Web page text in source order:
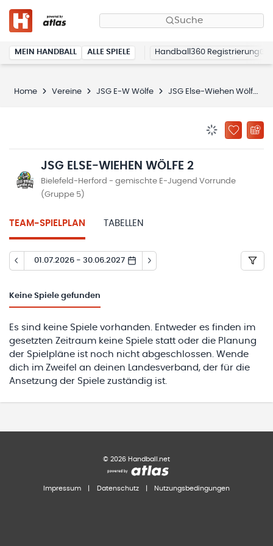
Suche
MEIN HANDBALL ALLE SPIELE Handball360 Registrierung
Home Vereine JSG E-W Wölfe JSG Else-Wiehen Wölfe 2
ZU
JSG ELSE-WIEHEN WÖLFE 2
Bielefeld-Herford - gemischte E-Jugend Vorrunde
(Gruppe 5)
TEAM-SPIELPLAN TABELLEN
01.07.2026 - 30.06.2027
Keine Spiele gefunden
Es sind keine Spiele vorhanden. Entweder es finden im
gesetzten Zeitraum keine Spiele statt oder die Planung
der Spielpläne ist noch nicht abgeschlossen. Wende
dich im Zweifel an deinen Landesverband, der für die
Ansetzung der Spiele zuständig ist.
© 2026 Handball.net
Impressum Datenschutz Nutzungsbedingungen